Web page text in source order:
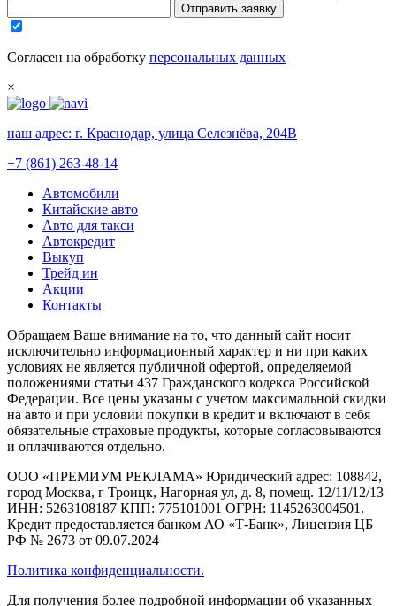
Отправить заявку
Согласен на обработку персональных данных
×
наш адрес: г. Краснодар, улица Селезнёва, 204В
+7 (861) 263-48-14
Автомобили
Китайские авто
Авто для такси
Автокредит
Выкуп
Трейд ин
Акции
Контакты
Обращаем Ваше внимание на то, что данный сайт носит
исключительно информационный характер и ни при каких
условиях не является публичной офертой, определяемой
положениями статьи 437 Гражданского кодекса Российской
Федерации. Все цены указаны с учетом максимальной скидки
на авто и при условии покупки в кредит и включают в себя
обязательные страховые продукты, которые согласовываются
и оплачиваются отдельно.
ООО «ПРЕМИУМ РЕКЛАМА» Юридический адрес: 108842,
город Москва, г Троицк, Нагорная ул, д. 8, помещ. 12/11/12/13
ИНН: 5263108187 КПП: 775101001 ОГРН: 1145263004501.
Кредит предоставляется банком АО «Т-Банк», Лицензия ЦБ
РФ № 2673 от 09.07.2024
Политика конфиденциальности.
Для получения более подробной информации об указанных